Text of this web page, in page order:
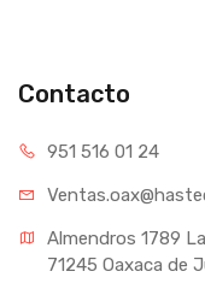
Contacto
951 516 01 24
Almendros 1789
71245 Oaxaca de